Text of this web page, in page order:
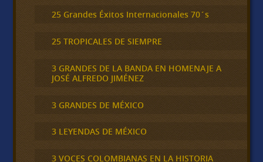
25 Grandes Éxitos Internacionales 70´s
25 TROPICALES DE SIEMPRE
3 GRANDES DE LA BANDA EN HOMENAJE A
JOSÉ ALFREDO JIMÉNEZ
3 GRANDES DE MÉXICO
3 LEYENDAS DE MÉXICO
3 VOCES COLOMBIANAS EN LA HISTORIA